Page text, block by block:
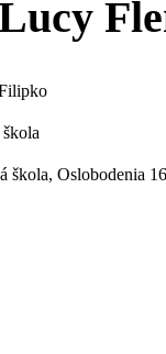
škola, Oslobodenia